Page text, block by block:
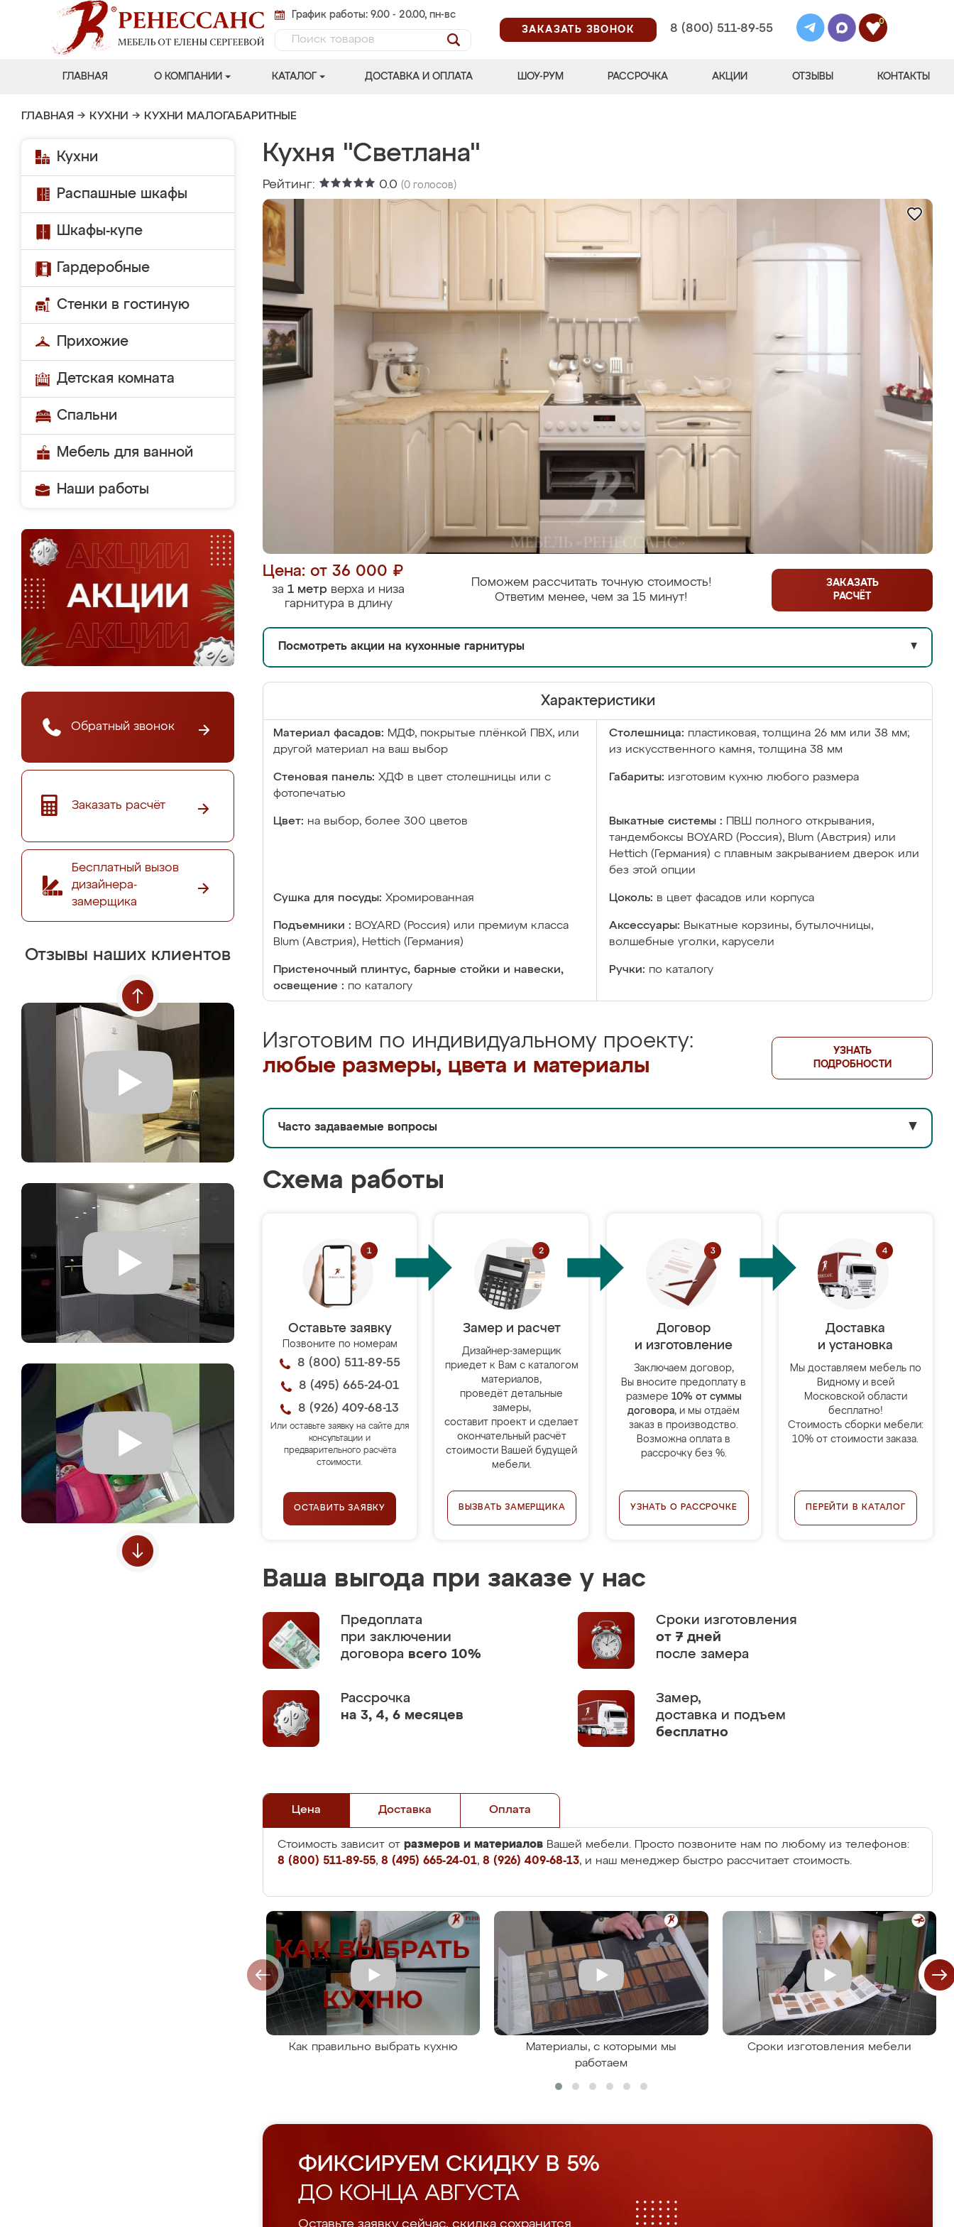
График работы: 9.00 - 20.00, пн-вс
ЗАКАЗАТЬ ЗВОНОК
8 (800) 511-89-55
0
ГЛАВНАЯ О КОМПАНИИ КАТАЛОГ ДОСТАВКА И ОПЛАТА ШОУ-РУМ РАССРОЧКА АКЦИИ ОТЗЫВЫ КОНТАКТЫ
ГЛАВНАЯ → КУХНИ → КУХНИ МАЛОГАБАРИТНЫЕ
Кухни
Распашные шкафы
Шкафы-купе
Гардеробные
Стенки в гостиную
Прихожие
Детская комната
Спальни
Мебель для ванной
Наши работы
Обратный звонок
Заказать расчёт
Бесплатный вызов
дизайнера-
замерщика
Отзывы наших клиентов
Кухня "Светлана"
Рейтинг: 0.0 (0 голосов)
Цена: от 36 000 ₽
за 1 метр верха и низа
гарнитура в длину
Поможем рассчитать точную стоимость!
Ответим менее, чем за 15 минут!
ЗАКАЗАТЬ
РАСЧЁТ
Посмотреть акции на кухонные гарнитуры ▼
Характеристики
Материал фасадов: МДФ, покрытые плёнкой ПВХ, или
другой материал на ваш выбор
Столешница: пластиковая, толщина 26 мм или 38 мм;
из искусственного камня, толщина 38 мм
Стеновая панель: ХДФ в цвет столешницы или с
фотопечатью
Габариты: изготовим кухню любого размера
Цвет: на выбор, более 300 цветов Выкатные системы :
ПВШ полного открывания,
тандембоксы BOYARD (Россия), Blum (Австрия) или
Hettich (Германия) с плавным закрыванием дверок или
без этой опции
Сушка для посуды: Хромированная Цоколь: в цвет фасадов или корпуса
Подъемники : BOYARD (Россия) или премиум класса
Blum (Австрия), Hettich (Германия)
Аксессуары: Выкатные корзины, бутылочницы,
волшебные уголки, карусели
Пристеночный плинтус, барные стойки и навески,
освещение : по каталогу
Ручки: по каталогу
Изготовим по индивидуальному проекту:
любые размеры, цвета и материалы
УЗНАТЬ
ПОДРОБНОСТИ
Часто задаваемые вопросы ▼
Схема работы
Оставьте заявку
Позвоните по номерам
8 (800) 511-89-55
8 (495) 665-24-01
8 (926) 409-68-13
Или оставьте заявку на сайте для
консультации и
предварительного расчёта
стоимости.
ОСТАВИТЬ ЗАЯВКУ
Замер и расчет
Дизайнер-замерщик
приедет к Вам с каталогом
материалов,
проведёт детальные
замеры,
составит проект и сделает
окончательный расчёт
стоимости Вашей будущей
мебели.
ВЫЗВАТЬ ЗАМЕРЩИКА
Договор
и изготовление
Заключаем договор,
Вы вносите предоплату в
размере 10% от суммы
договора, и мы отдаём
заказ в производство.
Возможна оплата в
рассрочку без %.
УЗНАТЬ О РАССРОЧКЕ
Доставка
и установка
Мы доставляем мебель по
Видному и всей
Московской области
бесплатно!
Стоимость сборки мебели:
10% от стоимости заказа.
ПЕРЕЙТИ В КАТАЛОГ
Ваша выгода при заказе у нас
Предоплата
при заключении
договора всего 10%
Сроки изготовления
от 7 дней
после замера
Рассрочка
на 3, 4, 6 месяцев
Замер,
доставка и подъем
бесплатно
Цена Доставка Оплата
Стоимость зависит от размеров и материалов Вашей мебели. Просто позвоните нам по любому из телефонов:
8 (800) 511-89-55, 8 (495) 665-24-01, 8 (926) 409-68-13, и наш менеджер быстро рассчитает стоимость.
Как правильно выбрать кухню
Материалы, с которыми мы
работаем
Сроки изготовления мебели
ФИКСИРУЕМ СКИДКУ В 5%
ДО КОНЦА АВГУСТА
Оставьте заявку сейчас, скидка сохранится.